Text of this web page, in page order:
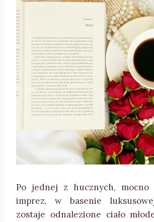
Po jednej z hucznych, mocno
imprez, w basenie
zostaje odnalezione ciało